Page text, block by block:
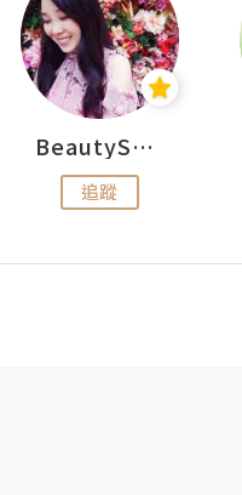
BeautySearch
追蹤